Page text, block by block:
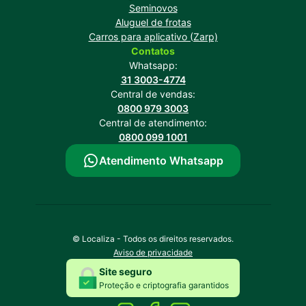
Seminovos
Aluguel de frotas
Carros para aplicativo (Zarp)
Contatos
Atendimento Whatsapp
Whatsapp:
31 3003-4774
Central de vendas:
0800 979 3003
Central de atendimento:
0800 099 1001
© Localiza - Todos os direitos reservados.
Aviso de privacidade
Site seguro
Proteção e criptografia garantidos